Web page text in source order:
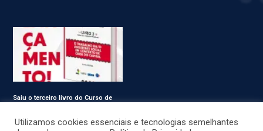
Saiu o terceiro livro do Curso de
Utilizamos cookies essenciais e tecnologias semelhantes